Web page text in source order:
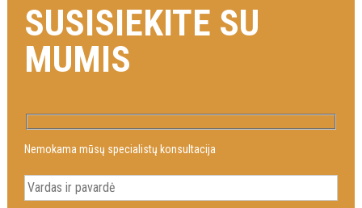
SUSISIEKITE SU
MUMIS
Nemokama mūsų specialistų konsultacija